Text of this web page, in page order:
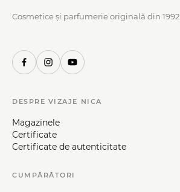
Cosmetice și parfumerie originală din 1992.
DESPRE VIZAJE NICA
Magazinele
Certificate
Certificate de autenticitate
CUMPĂRĂTORI